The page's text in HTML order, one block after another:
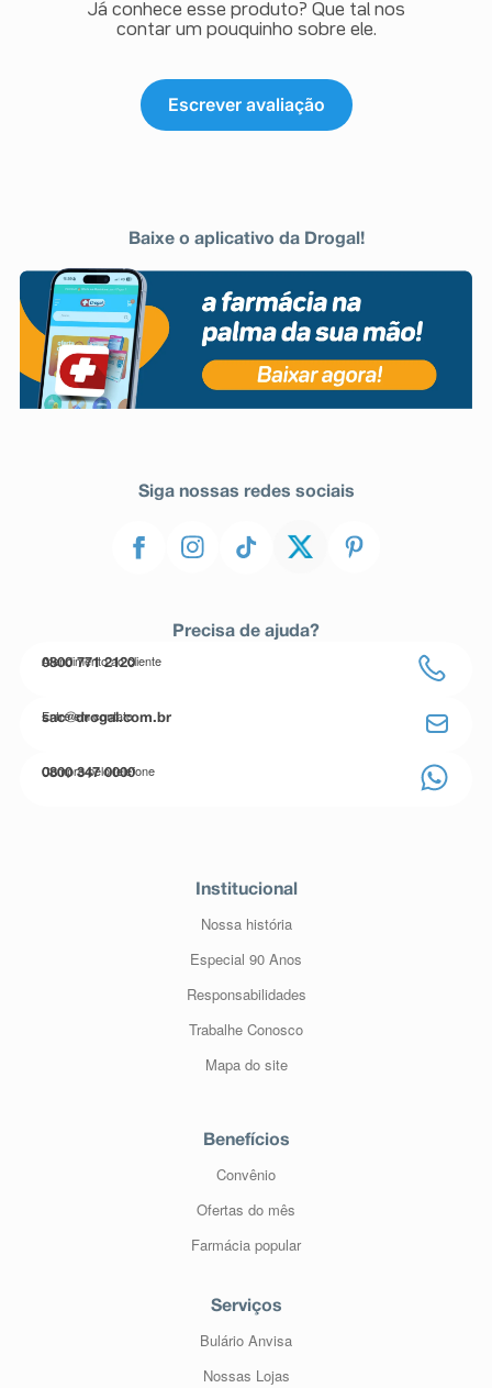
Já conhece esse produto? Que tal nos
contar um pouquinho sobre ele.
Escrever avaliação
Baixe o aplicativo da Drogal!
Siga nossas redes sociais
Precisa de ajuda?
Atendimento ao cliente
0800 771 2120
Entre em contato
sac@drogal.com.br
Compre pelo telefone
0800 347 0000
Institucional
Nossa história
Especial 90 Anos
Responsabilidades
Trabalhe Conosco
Mapa do site
Benefícios
Convênio
Ofertas do mês
Farmácia popular
Serviços
Bulário Anvisa
Nossas Lojas